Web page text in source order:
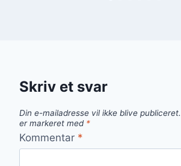
Skriv et svar
Din e-mailadresse vil ikke blive publiceret.
er markeret med *
Kommentar *